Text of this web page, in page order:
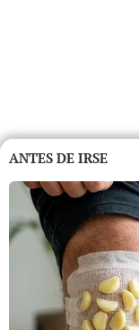
ANTES DE IRSE